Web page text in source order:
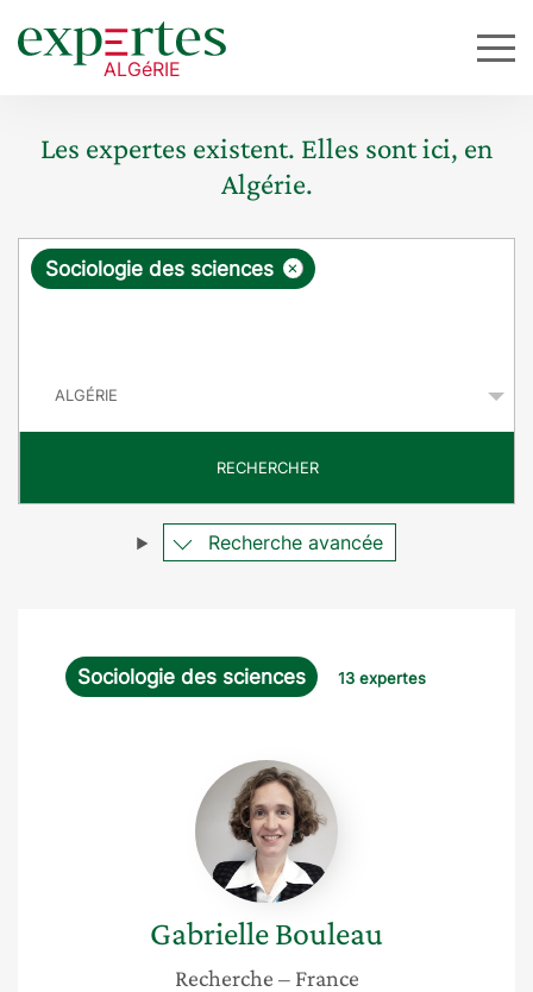
Les expertes existent. Elles sont ici, en
Algérie.
R
ê
e
×
Sociologie des sciences
RECHERCHER
Recherche avancée
Sociologie des sciences 13 expertes
Gabrielle
Bouleau
GabrielleBouleau
Recherche – France